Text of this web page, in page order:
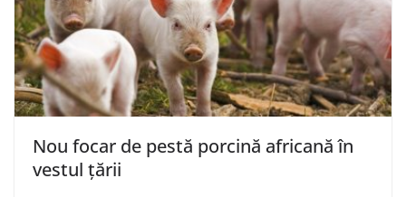
Nou focar de pestă porcină africană în
vestul țării